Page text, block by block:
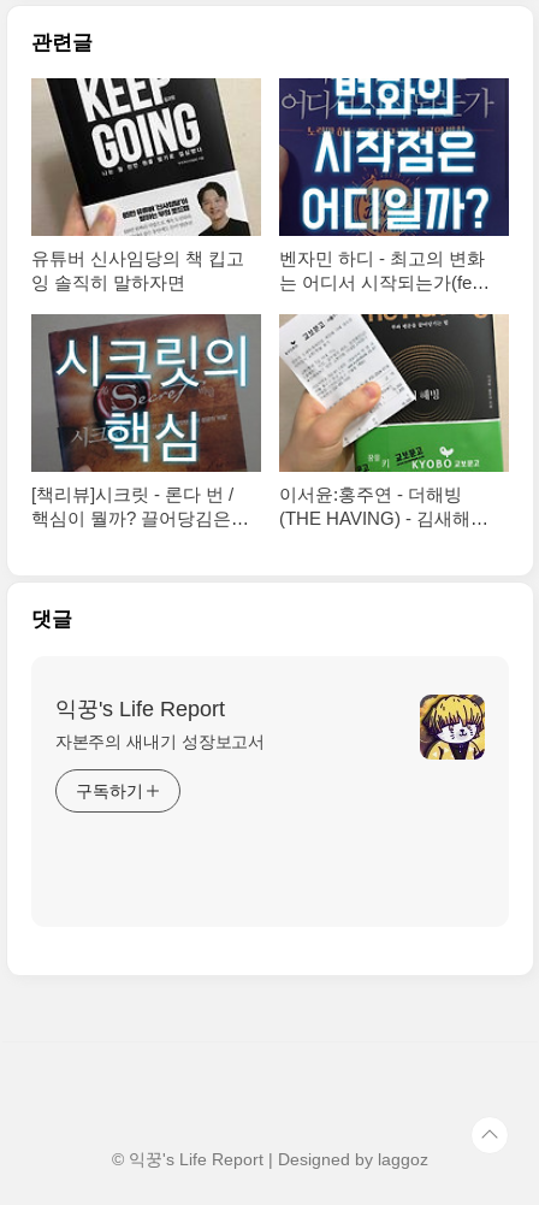
관련글
유튜버 신사임당의 책 킵고
잉 솔직히 말하자면
벤자민 하디 - 최고의 변화
는 어디서 시작되는가(feat.
[책리뷰]시크릿 - 론다 번 /
핵심이 뭘까? 끌어당김은
이서윤:홍주연 - 더해빙
(THE HAVING) - 김새해작
댓글
익꿍's Life Report
자본주의 새내기 성장보고서
구독하기
© 익꿍's Life Report | Designed by laggoz